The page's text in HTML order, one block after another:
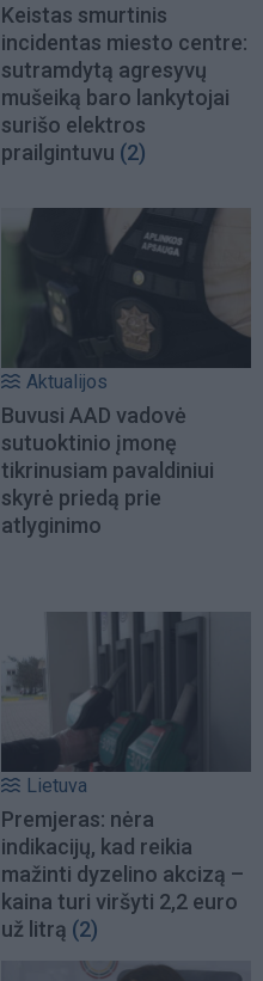
Keistas smurtinis
incidentas miesto centre:
sutramdytą agresyvų
mušeiką baro lankytojai
surišo elektros
prailgintuvu (2)
Aktualijos
Buvusi AAD vadovė
sutuoktinio įmonę
tikrinusiam pavaldiniui
skyrė priedą prie
atlyginimo
Lietuva
Premjeras: nėra
indikacijų, kad reikia
mažinti dyzelino akcizą –
kaina turi viršyti 2,2 euro
už litrą (2)